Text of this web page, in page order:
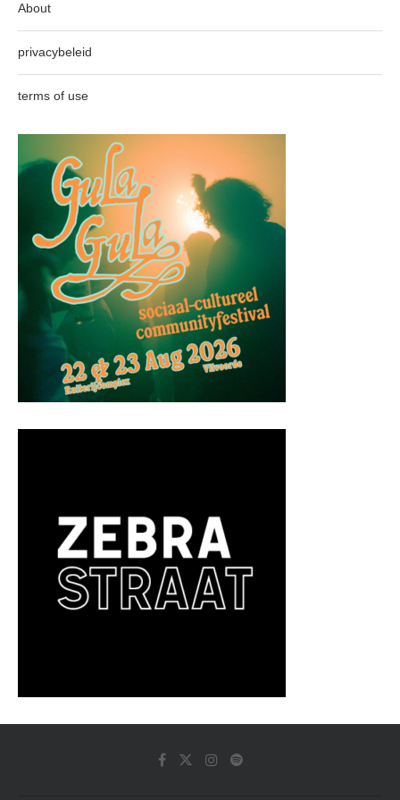
About
privacybeleid
terms of use